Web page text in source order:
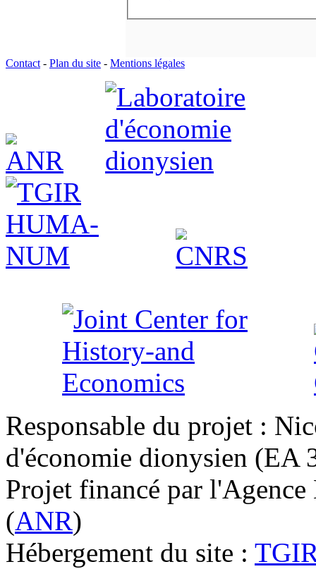
Contact - Plan du site - Mentions légales
Responsable du projet :
d'économie dionysien
Projet financé par l'Agence
(ANR)
Hébergement du site :